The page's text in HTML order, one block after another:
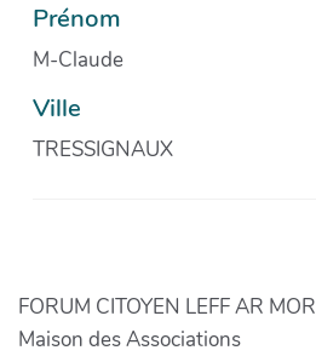
Prénom
M-Claude
Ville
TRESSIGNAUX
FORUM CITOYEN LEFF AR MOR
Maison des Associations